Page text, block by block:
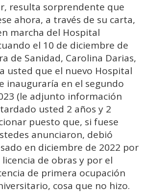
resulta sorprendente que
ahora, a través de su carta,
marcha del Hospital
el 10 de diciembre de
de Sanidad, Carolina Darias,
usted que el nuevo Hospital
inauguraría en el segundo
(le adjunto información
usted 2 años y 2
puesto que, si fuese
anunciaron, debió
en diciembre de 2022 por
de obras y por el
de primera ocupación
cosa que no hizo.